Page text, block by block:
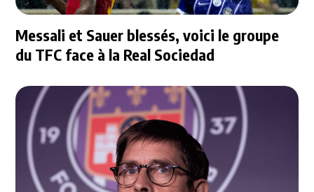
Messali et Sauer blessés, voici le groupe
du TFC face à la Real Sociedad